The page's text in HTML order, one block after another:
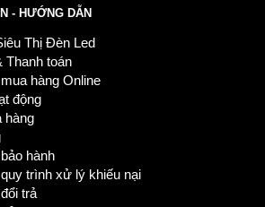
- HƯỚNG DẪN
Thị Đèn Led
Thanh toán
hàng Online
động
hàng
hành
trình xử lý khiếu nại
trả